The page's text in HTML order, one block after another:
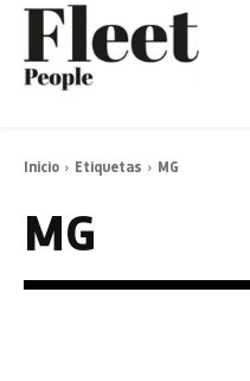
Inicio Etiquetas MG
MG